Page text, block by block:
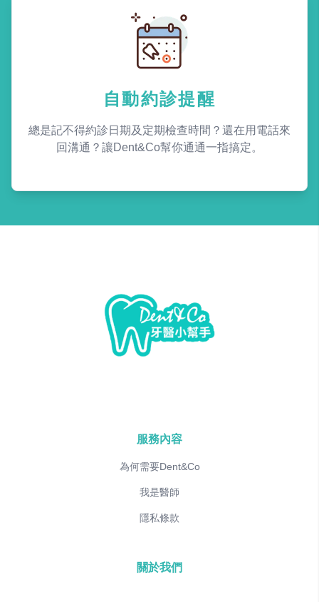
自動約診提醒
總是記不得約診日期及定期檢查時間？還在用電話來
回溝通？讓Dent&Co幫你通通一指搞定。
服務內容
為何需要Dent&Co
我是醫師
隱私條款
關於我們